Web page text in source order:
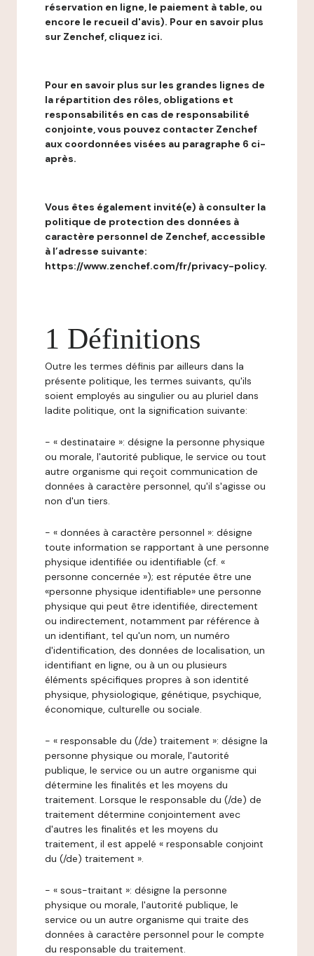
réservation en ligne, le paiement à table, ou
encore le recueil d'avis). Pour en savoir plus
sur Zenchef, cliquez ici.
Pour en savoir plus sur les grandes lignes de
la répartition des rôles, obligations et
responsabilités en cas de responsabilité
conjointe, vous pouvez contacter Zenchef
aux coordonnées visées au paragraphe 6 ci-
après.
Vous êtes également invité(e) à consulter la
politique de protection des données à
caractère personnel de Zenchef, accessible
à l’adresse suivante:
https://www.zenchef.com/fr/privacy-policy.
1 Définitions
Outre les termes définis par ailleurs dans la
présente politique, les termes suivants, qu'ils
soient employés au singulier ou au pluriel dans
ladite politique, ont la signification suivante:
- « destinataire »: désigne la personne physique
ou morale, l'autorité publique, le service ou tout
autre organisme qui reçoit communication de
données à caractère personnel, qu'il s'agisse ou
non d'un tiers.
- « données à caractère personnel »: désigne
toute information se rapportant à une personne
physique identifiée ou identifiable (cf. «
personne concernée »); est réputée être une
«personne physique identifiable» une personne
physique qui peut être identifiée, directement
ou indirectement, notamment par référence à
un identifiant, tel qu'un nom, un numéro
d'identification, des données de localisation, un
identifiant en ligne, ou à un ou plusieurs
éléments spécifiques propres à son identité
physique, physiologique, génétique, psychique,
économique, culturelle ou sociale.
- « responsable du (/de) traitement »: désigne la
personne physique ou morale, l'autorité
publique, le service ou un autre organisme qui
détermine les finalités et les moyens du
traitement. Lorsque le responsable du (/de) de
traitement détermine conjointement avec
d'autres les finalités et les moyens du
traitement, il est appelé « responsable conjoint
du (/de) traitement ».
- « sous-traitant »: désigne la personne
physique ou morale, l'autorité publique, le
service ou un autre organisme qui traite des
données à caractère personnel pour le compte
du responsable du traitement.